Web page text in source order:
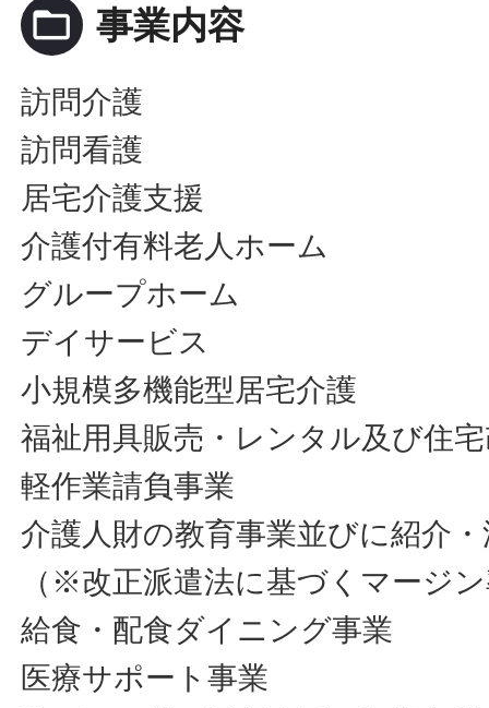
folder_open 事業内容
訪問介護
訪問看護
居宅介護支援
介護付有料老人ホーム
グループホーム
デイサービス
小規模多機能型居宅介護
福祉用具販売・レンタル及び住
軽作業請負事業
介護人財の教育事業並びに紹介
（※改正派遣法に基づくマージ
給食・配食ダイニング事業
医療サポート事業